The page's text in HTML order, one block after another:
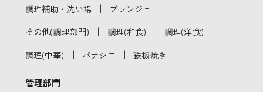
調理補助・洗い場 ｜ ブランジェ ｜
その他(調理部門) ｜ 調理(和食) ｜ 調理(洋食) ｜
調理(中華) ｜ パテシエ ｜ 鉄板焼き
管理部門